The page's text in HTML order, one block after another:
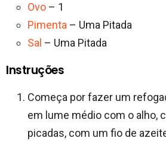
Ovo – 1
Pimenta – Uma Pitada
Sal – Uma Pitada
Instruções
Começa por fazer um
em lume médio com o alho,
picadas, com um fio de